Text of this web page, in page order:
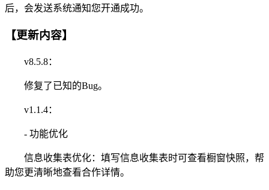
后，会发送系统通知您开通成功。
【更新内容】
v8.5.8：
修复了已知的Bug。
v1.1.4：
- 功能优化
信息收集表优化：填写信息收集表时可查看橱窗快照，帮
助您更清晰地查看合作详情。